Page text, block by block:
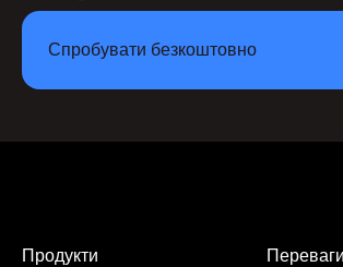
Спробувати безкоштовно
Продукти